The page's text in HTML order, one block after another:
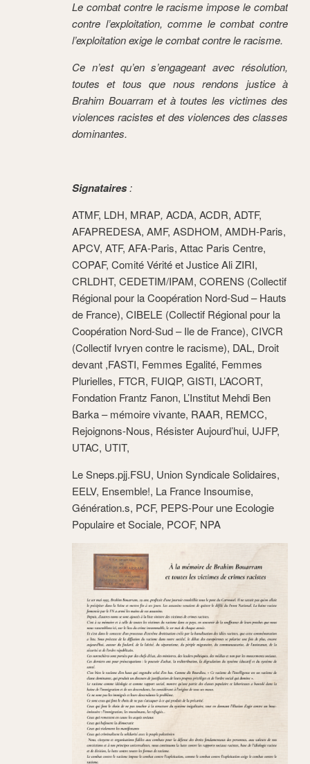
Le combat contre le racisme impose le combat
contre l’exploitation, comme le combat contre
l’exploitation exige le combat contre le racisme.
Ce n’est qu’en s’engageant avec résolution,
toutes et tous que nous rendons justice à
Brahim Bouarram et à toutes les victimes des
violences racistes et des violences des classes
dominantes.
Signataires:
ATMF, LDH, MRAP, ACDA, ACDR, ADTF,
AFAPREDESA, AMF, ASDHOM, AMDH-Paris,
APCV, ATF, AFA-Paris, Attac Paris Centre,
COPAF, Comité Vérité et Justice Ali ZIRI,
CRLDHT, CEDETIM/IPAM, CORENS (Collectif
Régional pour la Coopération Nord-Sud – Hauts
de France), CIBELE (Collectif Régional pour la
Coopération Nord-Sud – Ile de France), CIVCR
(Collectif Ivryen contre le racisme), DAL, Droit
devant ,FASTI, Femmes Egalité, Femmes
Plurielles, FTCR, FUIQP, GISTI, L’ACORT,
Fondation Frantz Fanon, L’Institut Mehdi Ben
Barka – mémoire vivante, RAAR, REMCC,
Rejoignons-Nous, Résister Aujourd’hui, UJFP,
UTAC, UTIT,
Le Sneps.pjj.FSU, Union Syndicale Solidaires,
EELV, Ensemble!, La France Insoumise,
Génération.s, PCF, PEPS-Pour une Ecologie
Populaire et Sociale, PCOF, NPA